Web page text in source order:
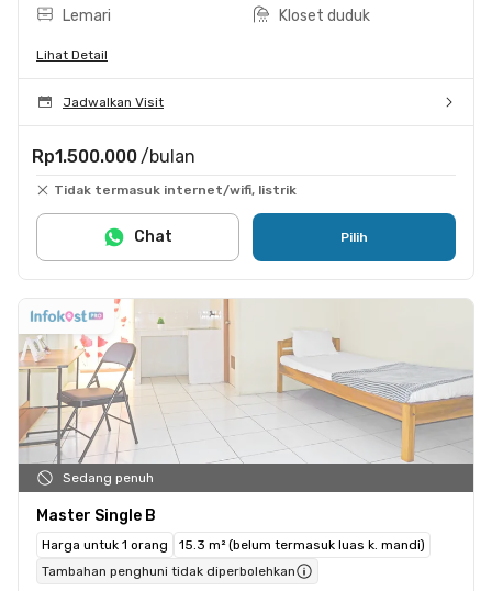
Lemari
Kloset duduk
Lihat Detail
Jadwalkan Visit
Rp1.500.000 /bulan
Tidak termasuk internet/wifi, listrik
Pilih
Chat
Sedang penuh
Master Single B
Harga untuk 1 orang
15.3 m² (belum termasuk luas k. mandi)
Tambahan penghuni tidak diperbolehkan